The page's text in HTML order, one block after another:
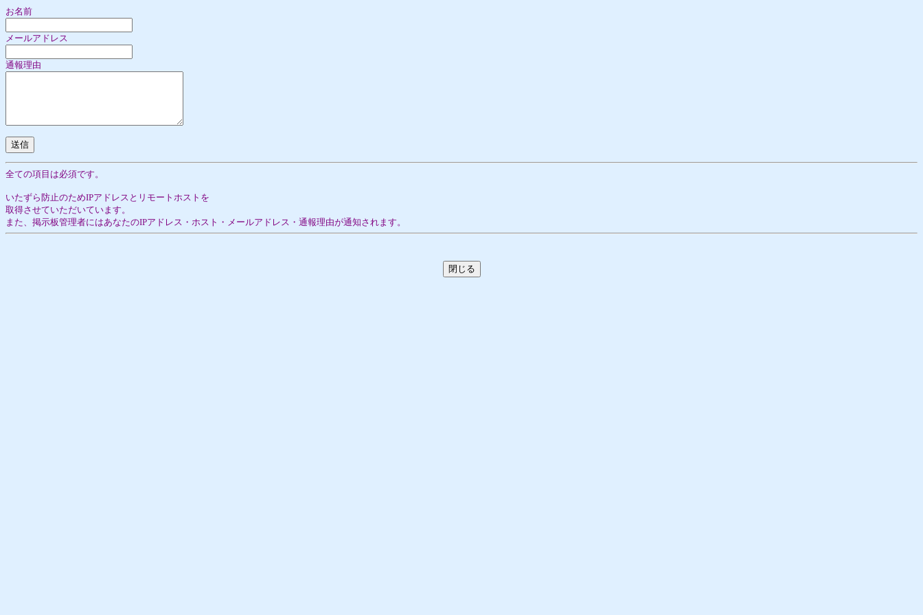
お名前
メールアドレス
通報理由
全ての項目は必須です。
いたずら防止のためIPアドレスとリモートホストを
取得させていただいています。
また、掲示板管理者にはあなたのIPアドレス・ホスト・メールアドレス・通報理由が通知されます。